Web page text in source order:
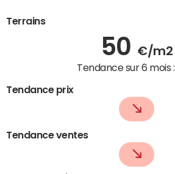
Terrains
50 €/m2
Tendance sur 6 mois :
Tendance prix
Tendance ventes